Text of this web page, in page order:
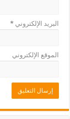
البريد الإلكتروني*
الموقع الإلكتروني